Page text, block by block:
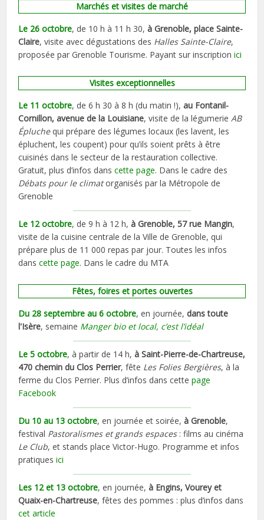
Marchés et visites de marché
Le 26 octobre, de 10 h à 11 h 30,à Grenoble, place Sainte-
Claire, visite avec dégustations des Halles Sainte-Claire,
proposée par Grenoble Tourisme. Payant sur inscriptionici
Visites exceptionnelles
Le 11 octobre, de 6 h 30 à 8 h (du matin !),au Fontanil-
Cornillon, avenue de la Louisiane, visite de la légumerie AB
Épluchequi prépare des légumes locaux (les lavent, les
épluchent, les coupent) pour qu’ils soient prêts à être
cuisinés dans le secteur de la restauration collective.
Gratuit, plus d’infos danscette page. Dans le cadre des
Débats pour le climatorganisés par la Métropole de
Grenoble
Le 12 octobre, de 9 h à 12 h,à Grenoble, 57 rue Mangin,
visite de la cuisine centrale de la Ville de Grenoble, qui
prépare plus de 11 000 repas par jour. Toutes les infos
danscette page. Dans le cadre du MTA
Fêtes, foires et portes ouvertes
Du 28 septembre au 6 octobre, en journée,dans toute
l'Isère, semaine Manger bio et local, c’est l’idéal
Le 5 octobre, à partir de 14 h,à Saint-Pierre-de-Chartreuse,
470 chemin du Clos Perrier, fête Les Folies Bergières, à la
ferme du Clos Perrier. Plus d’infos dans cettepage
Facebook
Du 10 au 13 octobre, en journée et soirée,à Grenoble,
festival Pastoralismes et grands espaces: films au cinéma
Le Club, et stands place Victor-Hugo. Programme et infos
pratiquesici
Les 12 et 13 octobre, en journée,à Engins, Vourey et
Quaix-en-Chartreuse, fêtes des pommes : plus d’infos dans
cet article